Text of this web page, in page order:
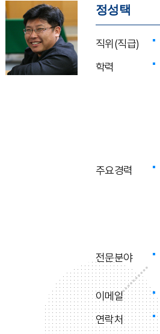
정성택
직위(직급)
학력
주요경력
전문분야
이메일
연락처